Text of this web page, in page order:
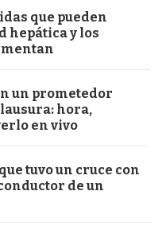
que pueden
hepática y los
un prometedor
hora,
en vivo
tuvo un cruce con
de un